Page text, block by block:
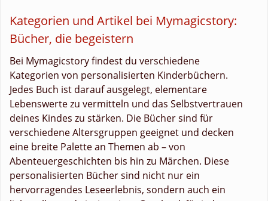
Kategorien und Artikel bei Mymagicstory:
Bücher, die begeistern
Bei Mymagicstory findest du verschiedene
Kategorien von personalisierten Kinderbüchern.
Jedes Buch ist darauf ausgelegt, elementare
Lebenswerte zu vermitteln und das Selbstvertrauen
deines Kindes zu stärken. Die Bücher sind für
verschiedene Altersgruppen geeignet und decken
eine breite Palette an Themen ab – von
Abenteuergeschichten bis hin zu Märchen. Diese
personalisierten Bücher sind nicht nur ein
hervorragendes Leseerlebnis, sondern auch ein